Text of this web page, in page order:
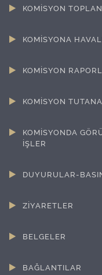
KOMİSYON
KOMİSYONA
KOMİSYON
KOMİSYON
KOMİSYONDA
İŞLER
DUYURULAR-
ZİYARETLER
BELGELER
BAĞLANTILAR